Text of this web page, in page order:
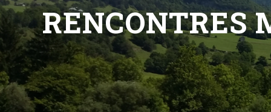
RENCONTRES